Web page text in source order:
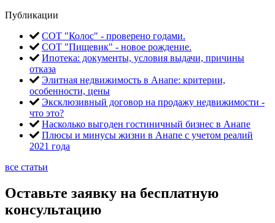
Публикации
СОТ "Колос" - проверено годами.
СОТ "Пищевик" - новое рождение.
Ипотека: документы, условия выдачи, причины
отказа
Элитная недвижимость в Анапе: критерии,
особенности, цены
Эксклюзивный договор на продажу недвижимости -
что это?
Насколько выгоден гостиничный бизнес в Анапе
Плюсы и минусы жизни в Анапе с учетом реалий
2021 года
все статьи
Оставьте заявку на бесплатную
консультацию